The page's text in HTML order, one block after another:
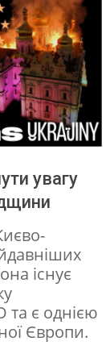
увагу
існує
є однією
Європи.